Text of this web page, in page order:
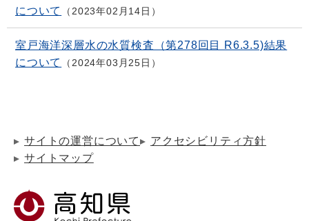
について
2023年02月14日
室戸海洋深層水の水質検査（第278回目 R6.3.5)結果
について
2024年03月25日
サイトの運営について
アクセシビリティ方針
サイトマップ